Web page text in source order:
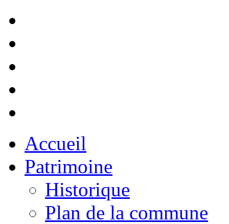
Accueil
Patrimoine
Historique
Plan de la commune